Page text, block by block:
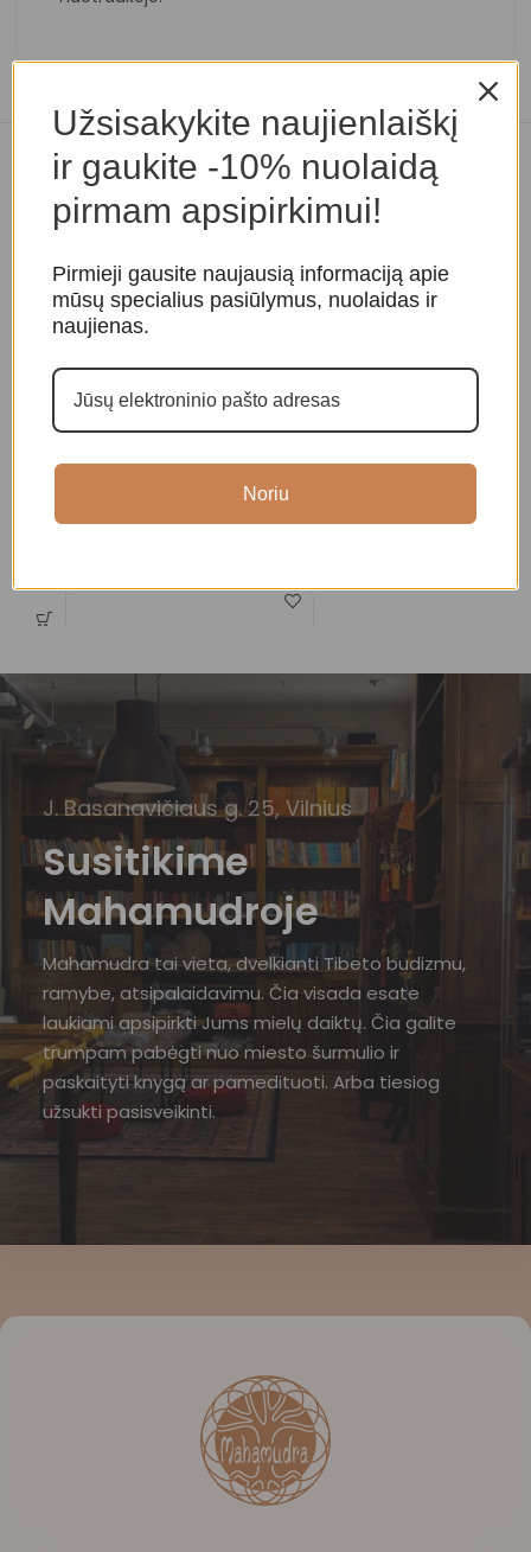
Panašios prekės
Raktų pakabukas „Buda”
Amuletai, papuošalai
Raktų pakabukas „Buda”
Raktų
J. Basanavičiaus g. 25, Vilnius
Susitikime
Mahamudroje
Mahamudra tai vieta, dvelkianti Tibeto budizmu,
ramybe, atsipalaidavimu. Čia visada esate
laukiami apsipirkti Jums mielų daiktų. Čia galite
trumpam pabėgti nuo miesto šurmulio ir
paskaityti knygą ar pamedituoti. Arba tiesiog
užsukti pasisveikinti.
Užsisakykite naujienlaiškį
ir gaukite -10% nuolaidą
pirmam apsipirkimui!
Pirmieji gausite naujausią informaciją apie
mūsų specialius pasiūlymus, nuolaidas ir
naujienas.
Noriu